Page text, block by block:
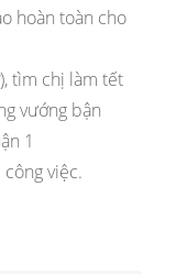
hoàn toàn cho
tìm chị làm tết
vướng bận
1
việc.